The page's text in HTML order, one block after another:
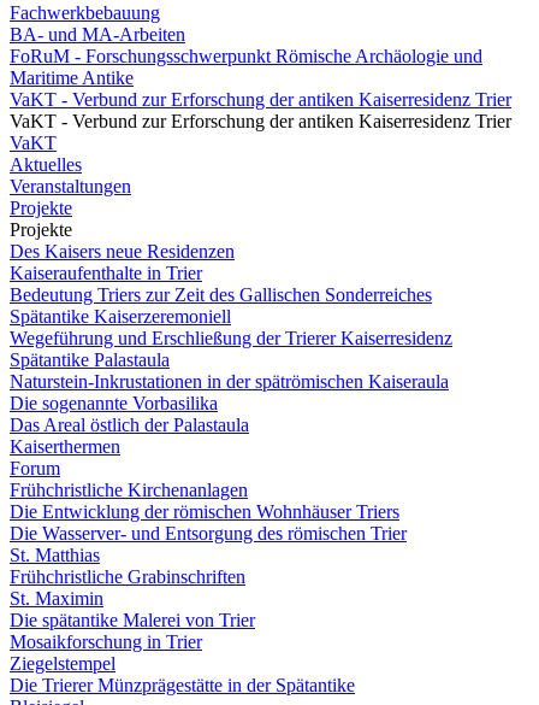
Fachwerkbebauung
BA- und MA-Arbeiten
FoRuM - Forschungsschwerpunkt Römische Archäologie und
Maritime Antike
VaKT - Verbund zur Erforschung der antiken Kaiserresidenz Trier
VaKT - Verbund zur Erforschung der antiken Kaiserresidenz Trier
VaKT
Aktuelles
Veranstaltungen
Projekte
Projekte
Des Kaisers neue Residenzen
Kaiseraufenthalte in Trier
Bedeutung Triers zur Zeit des Gallischen Sonderreiches
Spätantike Kaiserzeremoniell
Wegeführung und Erschließung der Trierer Kaiserresidenz
Spätantike Palastaula
Naturstein-Inkrustationen in der spätrömischen Kaiseraula
Die sogenannte Vorbasilika
Das Areal östlich der Palastaula
Kaiserthermen
Forum
Frühchristliche Kirchenanlagen
Die Entwicklung der römischen Wohnhäuser Triers
Die Wasserver- und Entsorgung des römischen Trier
St. Matthias
Frühchristliche Grabinschriften
St. Maximin
Die spätantike Malerei von Trier
Mosaikforschung in Trier
Ziegelstempel
Die Trierer Münzprägestätte in der Spätantike